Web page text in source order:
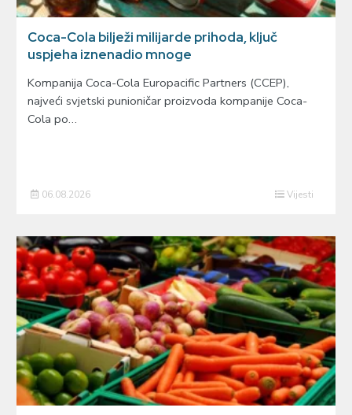
Coca-Cola bilježi milijarde prihoda, ključ
uspjeha iznenadio mnoge
Kompanija Coca-Cola Europacific Partners (CCEP),
najveći svjetski punioničar proizvoda kompanije Coca-
Cola po…
06.08.2026 Vijesti